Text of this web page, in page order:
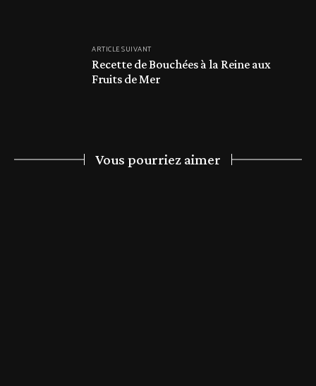
ARTICLE SUIVANT
Recette de Bouchées à la Reine aux
Fruits de Mer
Vous pourriez aimer